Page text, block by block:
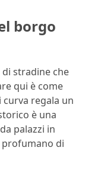
borgo
stradine che
qui è come
regala un
è una
palazzi in
di